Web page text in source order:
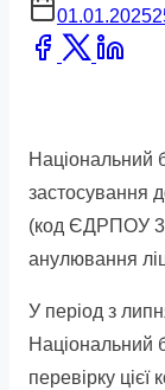
01.01.2025
Share
on:
Національний
(код ЄДРПОУ
анулювання
У період з
Національний
перевірку цієї